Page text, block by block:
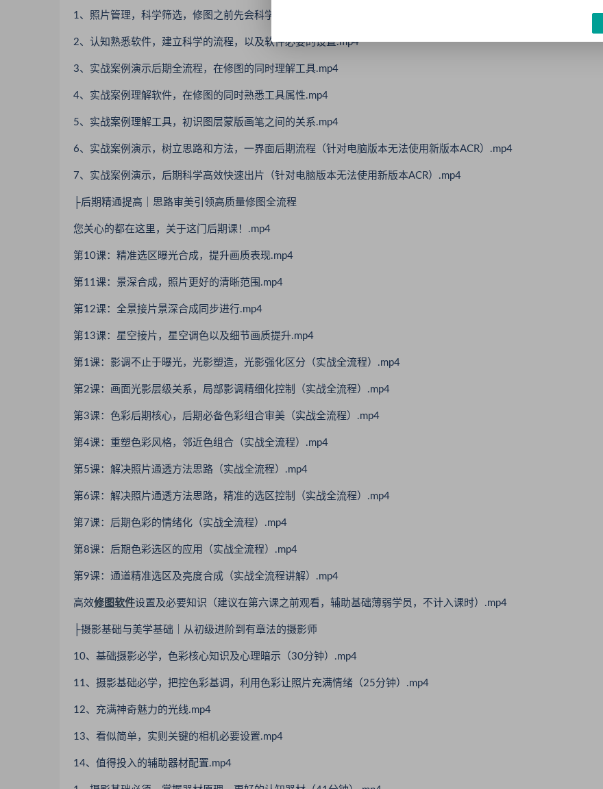
1、照片管理，科学筛选，修图之前先会科学选图.mp4
2、认知熟悉软件，建立科学的流程，以及软件必要的设置.mp4
3、实战案例演示后期全流程，在修图的同时理解工具.mp4
4、实战案例理解软件，在修图的同时熟悉工具属性.mp4
5、实战案例理解工具，初识图层蒙版画笔之间的关系.mp4
6、实战案例演示，树立思路和方法，一界面后期流程（针对电脑版本无法使用新版本ACR）.mp4
7、实战案例演示，后期科学高效快速出片（针对电脑版本无法使用新版本ACR）.mp4
├后期精通提高｜思路审美引领高质量修图全流程
您关心的都在这里，关于这门后期课！.mp4
第10课：精准选区曝光合成，提升画质表现.mp4
第11课：景深合成，照片更好的清晰范围.mp4
第12课：全景接片景深合成同步进行.mp4
第13课：星空接片，星空调色以及细节画质提升.mp4
第1课：影调不止于曝光，光影塑造，光影强化区分（实战全流程）.mp4
第2课：画面光影层级关系，局部影调精细化控制（实战全流程）.mp4
第3课：色彩后期核心，后期必备色彩组合审美（实战全流程）.mp4
第4课：重塑色彩风格，邻近色组合（实战全流程）.mp4
第5课：解决照片通透方法思路（实战全流程）.mp4
第6课：解决照片通透方法思路，精准的选区控制（实战全流程）.mp4
第7课：后期色彩的情绪化（实战全流程）.mp4
第8课：后期色彩选区的应用（实战全流程）.mp4
第9课：通道精准选区及亮度合成（实战全流程讲解）.mp4
高效修图软件设置及必要知识（建议在第六课之前观看，辅助基础薄弱学员，不计入课时）.mp4
├摄影基础与美学基础｜从初级进阶到有章法的摄影师
10、基础摄影必学，色彩核心知识及心理暗示（30分钟）.mp4
11、摄影基础必学，把控色彩基调，利用色彩让照片充满情绪（25分钟）.mp4
12、充满神奇魅力的光线.mp4
13、看似简单，实则关键的相机必要设置.mp4
14、值得投入的辅助器材配置.mp4